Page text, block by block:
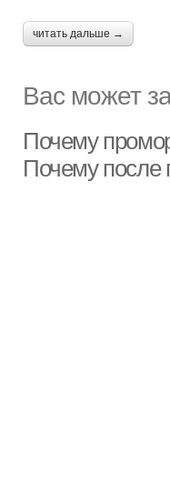
читать дальше →
Вас может
Почему
Почему после